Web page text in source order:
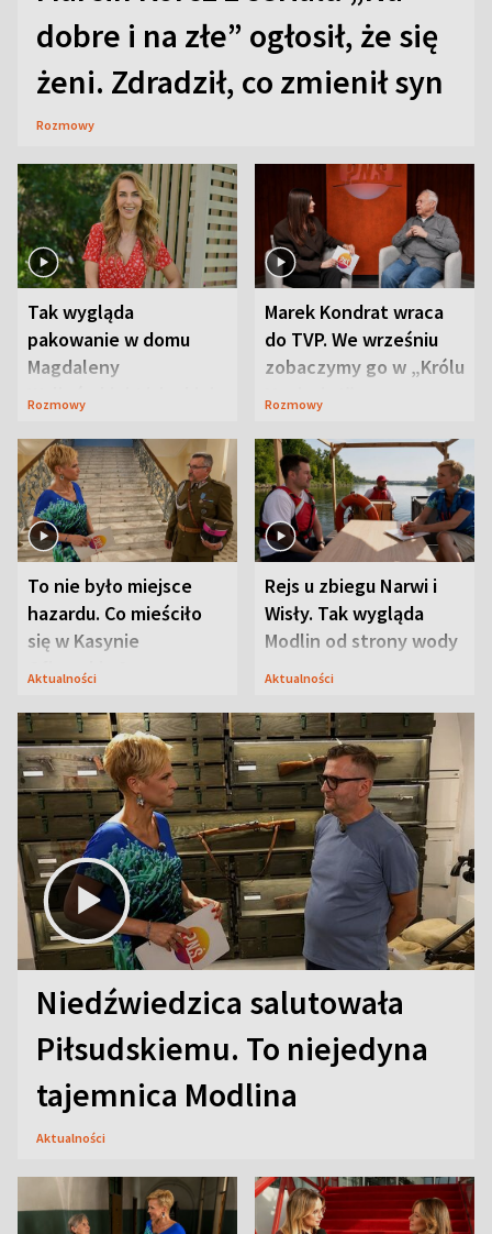
dobre i na złe” ogłosił, że się
żeni. Zdradził, co zmienił syn
Rozmowy
Tak wygląda
pakowanie w domu
Magdaleny
Waligórskiej-Lisieckiej.
Rozmowy
Marek Kondrat wraca
do TVP. We wrześniu
zobaczymy go w „Królu
Maciusiu I”
Rozmowy
To nie było miejsce
hazardu. Co mieściło
się w Kasynie
Oficerskim?
Aktualności
Rejs u zbiegu Narwi i
Wisły. Tak wygląda
Modlin od strony wody
Aktualności
Niedźwiedzica salutowała
Piłsudskiemu. To niejedyna
tajemnica Modlina
Aktualności